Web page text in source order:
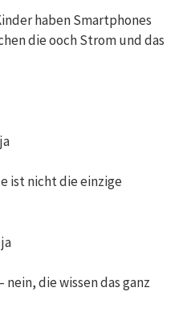
haben Smartphones
die ooch Strom und das
ist nicht die einzige
nein, die wissen das ganz